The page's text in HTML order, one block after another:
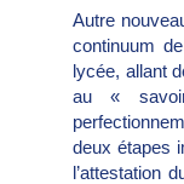
Autre
continuum
lycée, allant
au «
deux étapes
l’attestation